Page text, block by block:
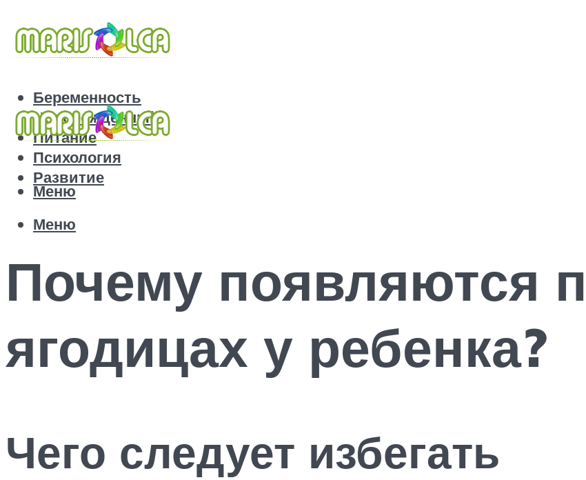
Беременность
Новорожденный
Питание
Психология
Развитие
Меню
Меню
Почему появляются
ягодицах у ребенка?
Чего следует избегать